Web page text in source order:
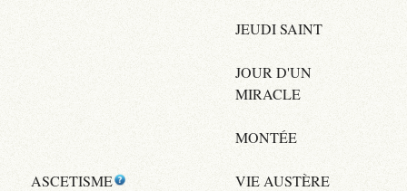
JEUDI SAINT
JOUR D'UN
MIRACLE
MONTÉE
ASCETISME VIE AUSTÈRE